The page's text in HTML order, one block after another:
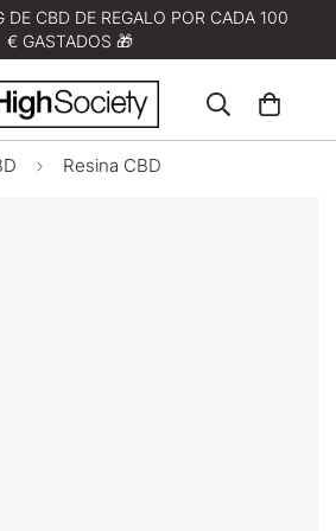
DE CBD DE REGALO POR CADA 100
€ GASTADOS 🎁
Resina CBD